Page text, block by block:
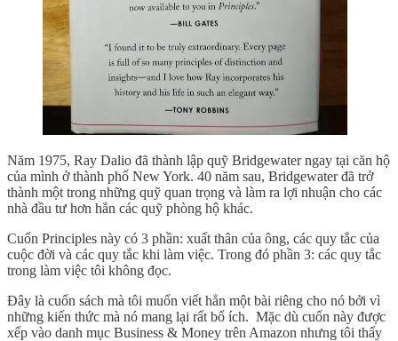
Năm 1975, Ray Dalio đã thành lập quỹ Bridgewater ngay tại căn hộ
của mình ở thành phố New York. 40 năm sau, Bridgewater đã trở
thành một trong những quỹ quan trọng và làm ra lợi nhuận cho các
nhà đầu tư hơn hẳn các quỹ phòng hộ khác.
Cuốn Principles này có 3 phần: xuất thân của ông, các quy tắc của
cuộc đời và các quy tắc khi làm việc. Trong đó phần 3: các quy tắc
trong làm việc tôi không đọc.
Đây là cuốn sách mà tôi muốn viết hẳn một bài riêng cho nó bởi vì
những kiến thức mà nó mang lại rất bổ ích. Mặc dù cuốn này được
xếp vào danh mục Business & Money trên Amazon nhưng tôi thấy